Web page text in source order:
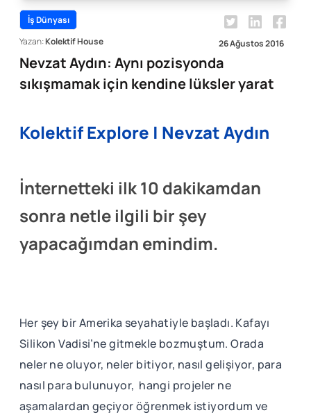
İş Dünyası
Yazan:Kolektif House 26 Ağustos 2016
Nevzat Aydın: Aynı pozisyonda
sıkışmamak için kendine lüksler yarat
Kolektif Explore | Nevzat Aydın
İnternetteki ilk 10 dakikamdan
sonra netle ilgili bir şey
yapacağımdan emindim.
Her şey bir Amerika seyahatiyle başladı. Kafayı
Silikon Vadisi’ne gitmekle bozmuştum. Orada
neler ne oluyor, neler bitiyor, nasıl gelişiyor, para
nasıl para bulunuyor, hangi projeler ne
aşamalardan geçiyor öğrenmek istiyordum ve